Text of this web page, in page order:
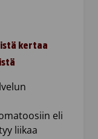
kertaa
eli
liikaa